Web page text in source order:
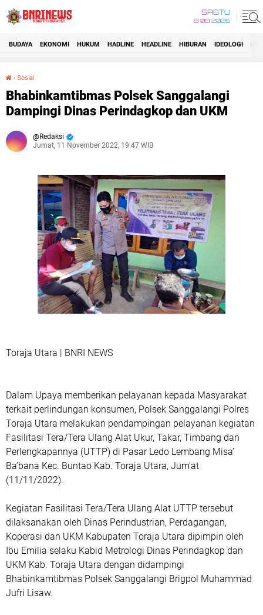
SABTU
8 08 2026
BUDAYA EKONOMI HUKUM HADLINE HEADLINE HIBURAN IDEOLOGI
› Sosial
Bhabinkamtibmas Polsek Sanggalangi
Dampingi Dinas Perindagkop dan UKM
Redaksi
Jumat, 11 November 2022, 19:47 WIB
Toraja Utara | BNRI NEWS
Dalam Upaya memberikan pelayanan kepada Masyarakat
terkait perlindungan konsumen, Polsek Sanggalangi Polres
Toraja Utara melakukan pendampingan pelayanan kegiatan
Fasilitasi Tera/Tera Ulang Alat Ukur, Takar, Timbang dan
Perlengkapannya (UTTP) di Pasar Ledo Lembang Misa’
Ba’bana Kec. Buntao Kab. Toraja Utara, Jum'at
(11/11/2022).
Kegiatan Fasilitasi Tera/Tera Ulang Alat UTTP tersebut
dilaksanakan oleh Dinas Perindustrian, Perdagangan,
Koperasi dan UKM Kabupaten Toraja Utara dipimpin oleh
Ibu Emilia selaku Kabid Metrologi Dinas Perindagkop dan
UKM Kab. Toraja Utara dengan didampingi
Bhabinkamtibmas Polsek Sanggalangi Brigpol Muhammad
Jufri Lisaw.